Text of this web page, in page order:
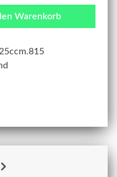
Warenkorb